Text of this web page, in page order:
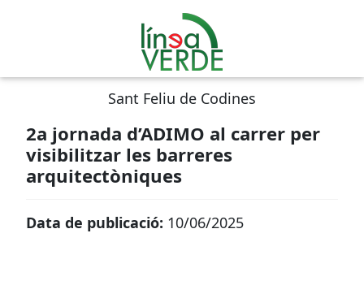
Sant Feliu de Codines
2a jornada d’ADIMO al carrer per
visibilitzar les barreres
arquitectòniques
Data de publicació: 10/06/2025